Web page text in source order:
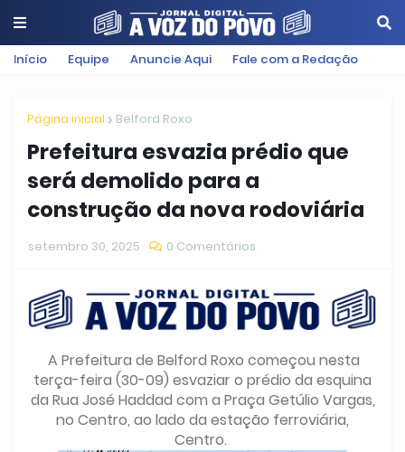
Início Equipe Anuncie Aqui Fale com a Redação
Página inicial Belford Roxo
Prefeitura esvazia prédio que
será demolido para a
construção da nova rodoviária
setembro 30, 2025 0 Comentários
A Prefeitura de Belford Roxo começou nesta
terça-feira (30-09) esvaziar o prédio da esquina
da Rua José Haddad com a Praça Getúlio Vargas,
no Centro, ao lado da estação ferroviária,
Centro.